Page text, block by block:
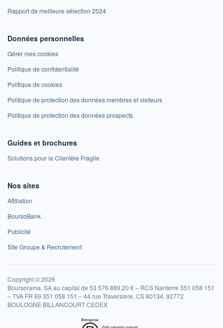
Rapport de meilleure sélection 2024
Données personnelles
Gérer mes cookies
Politique de confidentialité
Politique de cookies
Politique de protection des données membres et visiteurs
Politique de protection des données prospects
Guides et brochures
Solutions pour la Clientèle Fragile
Nos sites
Affiliation
BoursoBank
Publicité
Site Groupe & Recrutement
Copyright © 2026
Boursorama, SA au capital de 53 576 889,20 € – RCS Nanterre 351 058 151
– TVA FR 69 351 058 151 – 44 rue Traversière, CS 80134, 92772
BOULOGNE BILLANCOURT CEDEX